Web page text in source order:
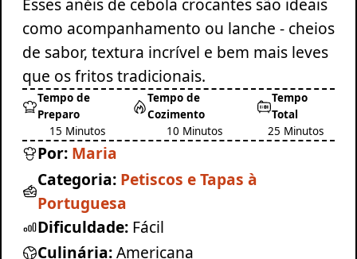
Esses anéis de cebola crocantes são ideais
como acompanhamento ou lanche - cheios
de sabor, textura incrível e bem mais leves
que os fritos tradicionais.
Tempo de
Preparo
15 Minutos
Tempo de
Cozimento
10 Minutos
Tempo
Total
25 Minutos
Por: Maria
Categoria: Petiscos e Tapas à
Portuguesa
Dificuldade: Fácil
Culinária:Americana